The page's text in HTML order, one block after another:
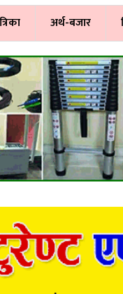
अर्थ-बजार